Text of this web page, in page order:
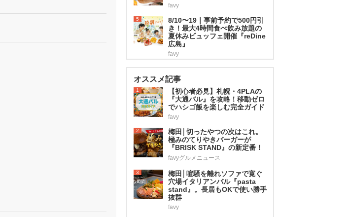
favy
5
8/10〜19｜事前予約で500円引
き！最大4時間食べ飲み放題の
夏休みビュッフェ開催『reDine
広島』
favy
オススメ記事
1
【初心者必見】札幌・4PLAの
『大通バル』を攻略！移動ゼロ
でハシゴ飯を楽しむ完全ガイド
favy
2
梅田│切ったやつの次はこれ。
極みのてりやきバーガーが
『BRISK STAND』の新定番！
favyグルメニュース
3
梅田│喧騒を離れソファで寛ぐ
穴場イタリアンバル『pasta
stand』。長居もOKで使い勝手
抜群
favy